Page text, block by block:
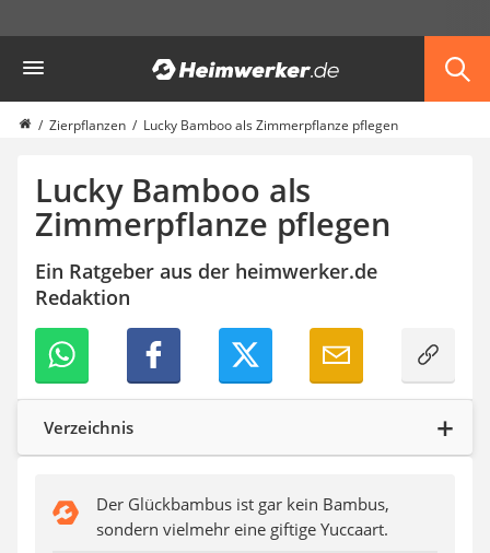
Garten
Akku-Laubsauger
Faltpavillon
Schlauchtrommel
Solar-Lichterkette außen
Teleskopleiter
Pavillon
Sichtschutzstreifen
Akku-Laubbläser
Akku-Vertikutierer
Koifutter
Kassettenmarkise
Bosch-Heckenschere
Stihl-Laubbläser
Auffahrrampe
Zierpflanzen Lucky Bamboo als Zimmerpflanze pflegen
Lucky Bamboo als
Zimmerpflanze pflegen
Ein Ratgeber aus der heimwerker.de
Redaktion
Verzeichnis
Der Glückbambus ist gar kein Bambus,
sondern vielmehr eine giftige Yuccaart.